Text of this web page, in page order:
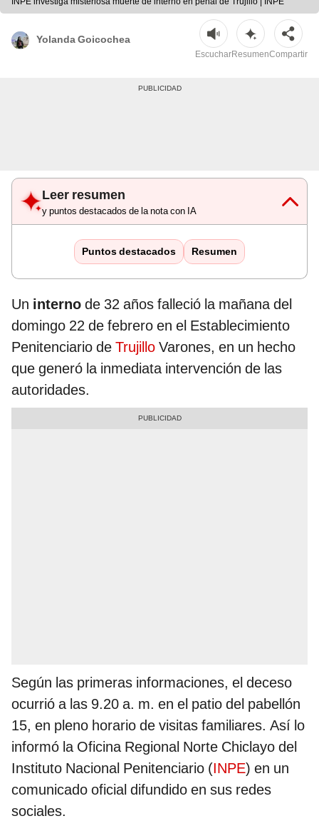
Yolanda Goicochea
EscucharResumenCompartir
Leer resumen
y puntos destacados de la nota con IA
Puntos destacados Resumen
Un interno de 32 años falleció la mañana del
domingo 22 de febrero en el Establecimiento
Penitenciario de Trujillo Varones, en un hecho
que generó la inmediata intervención de las
autoridades.
Según las primeras informaciones, el deceso
ocurrió a las 9.20 a. m. en el patio del pabellón
15, en pleno horario de visitas familiares. Así lo
informó la Oficina Regional Norte Chiclayo del
Instituto Nacional Penitenciario (INPE) en un
comunicado oficial difundido en sus redes
sociales.